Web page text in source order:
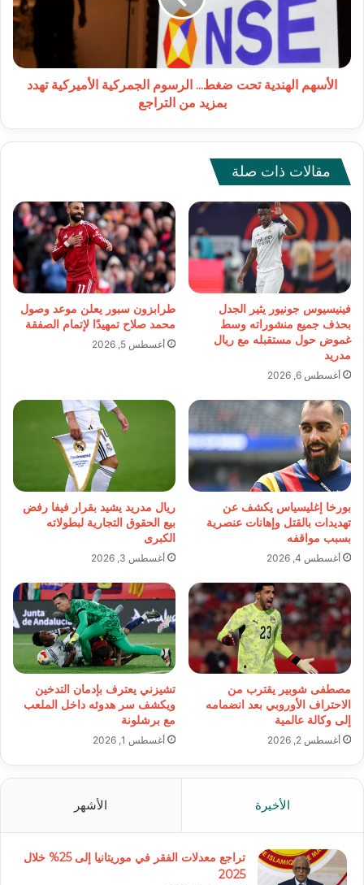
الجمركية
الأميركية
تهدد
بمزيد
الأسهم الهندية تحت ضغط... الرسوم الجمركية الأميركية تهدد
بمزيد من التراجع
مقالات ذات صلة
فينيسيوس جونيور يثير الجدل
بحذف جميع منشوراته وسط
غموض حول مستقبله مع ريال
مدريد
أغسطس 6, 2026
طرابزون سبور يعلن موعد وصول
محمد صلاح تمهيدًا لإتمام الصفقة
أغسطس 5, 2026
بورخا إغليسياس يكشف عن
تهديدات بالقتل وإهانات عنصرية
بسبب مواقفه
أغسطس 4, 2026
ريال مدريد يشيد بقرار فيفا رفض
بيع الحقوق التجارية لبطولاته
الكبرى
أغسطس 3, 2026
مصطفى شوبير يقترب من
الاحتراف الأوروبي بعد انضمامه
إلى وكالة عالمية
أغسطس 2, 2026
تشيزني يعترف بإدمان التدخين
ويكشف سر هدوئه داخل الملعب
مع برشلونة
أغسطس 1, 2026
الأخيرة الأشهر
تراجع معدلات الفقر في موريتانيا إلى 25% خلال
2025